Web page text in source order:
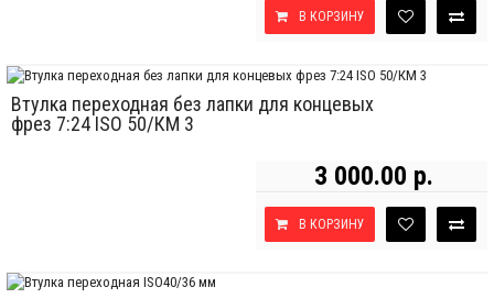
В КОРЗИНУ
Втулка переходная без лапки для концевых
фрез 7:24 ISO 50/КМ 3
3 000.00 р.
В КОРЗИНУ